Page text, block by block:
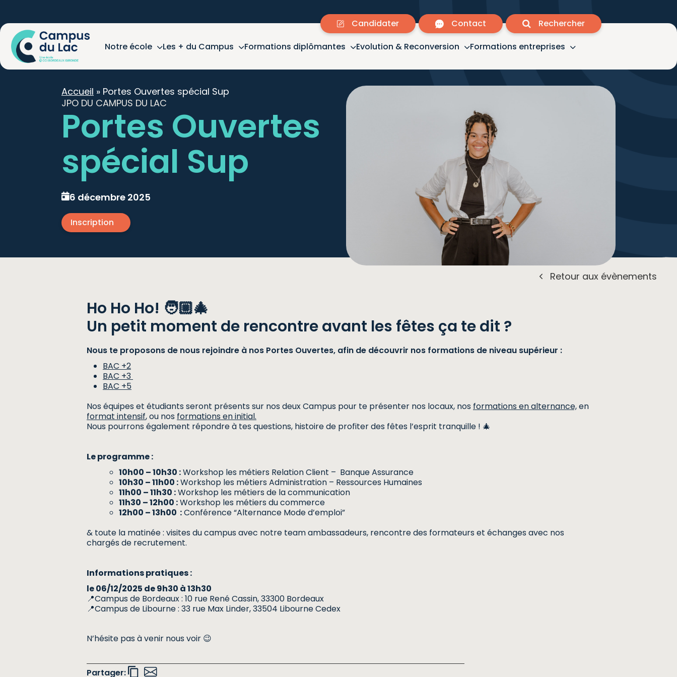
Candidater Contact
Rechercher
Notre école
Les + du Campus Formations diplômantes Evolution & Reconversion Formations entreprises
Accueil » Portes Ouvertes spécial Sup
JPO DU CAMPUS DU LAC
Portes Ouvertes
spécial Sup
6 décembre 2025
Inscription
Retour aux évènements
Ho Ho Ho! 🧑🏼‍🎄
Un petit moment de rencontre avant les fêtes ça te dit ?
Nous te proposons de nous rejoindre à nos Portes Ouvertes, afin de découvrir nos formations de niveau supérieur :
BAC +2
BAC +3
BAC +5
Nos équipes et étudiants seront présents sur nos deux Campus pour te présenter nos locaux, nos formations en alternance,en
format intensif, ou nos formations en initial.
Nous pourrons également répondre à tes questions, histoire de profiter des fêtes l’esprit tranquille ! 🎄
Le programme :
10h00 – 10h30 :Workshop les métiers Relation Client – Banque Assurance
10h30 – 11h00 :Workshop les métiers Administration – Ressources Humaines
11h00 – 11h30 :Workshop les métiers de la communication
11h30 – 12h00 :Workshop les métiers du commerce
12h00 – 13h00 :Conférence “Alternance Mode d’emploi”
& toute la matinée : visites du campus avec notre team ambassadeurs, rencontre des formateurs et échanges avec nos
chargés de recrutement.
Informations pratiques :
le 06/12/2025 de 9h30 à 13h30
📍Campus de Bordeaux : 10 rue René Cassin, 33300 Bordeaux
📍Campus de Libourne : 33 rue Max Linder, 33504 Libourne Cedex
N’hésite pas à venir nous voir 😉
Partager: